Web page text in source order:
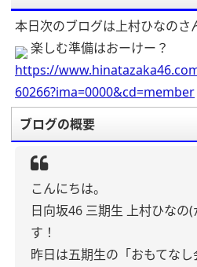
本日次のブログは上村ひなのさ
楽しむ準備はおーけー？
https://
60266?ima=0000&cd=member
ブログの概要
こんにちは。
日向坂46 三期生 上村ひなの
す！
昨日は五期生の「おもてなし